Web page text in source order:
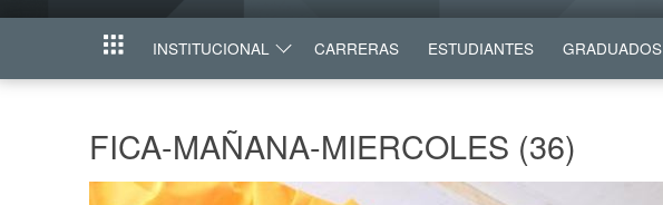
INICIO INSTITUCIONAL CARRERAS ESTUDIANTES GRADUADOS
FICA-MAÑANA-MIERCOLES (36)